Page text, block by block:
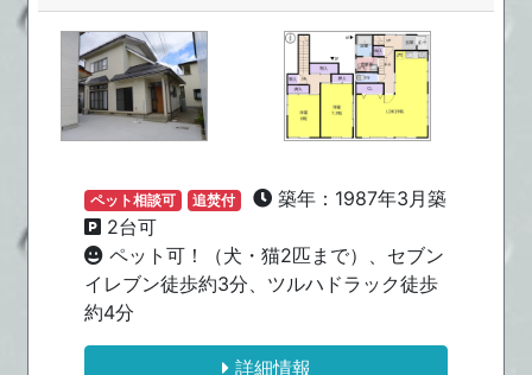
ペット相談可 追焚付
築年：1987年3月築
2台可
ペット可！（犬・猫2匹まで）、セブン
イレブン徒歩約3分、ツルハドラック徒歩
約4分
詳細情報